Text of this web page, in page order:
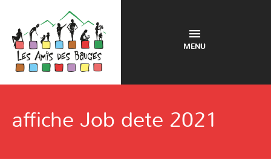
MENU
affiche Job dete 2021